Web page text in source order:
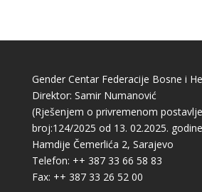
Gender Centar Federacije Bosne i
Direktor: Samir Numanović
(Rješenjem o privremenom
broj:124/2025 od 13. 02.2025.
Hamdije Čemerlića 2, Sarajevo
Telefon: ++ 387 33 66 58 83
Fax: ++ 387 33 26 52 00